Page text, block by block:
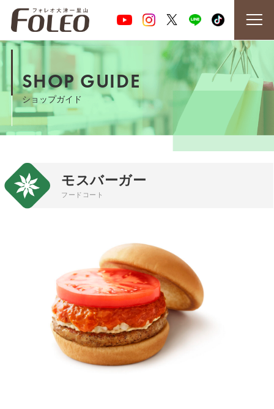
SHOP GUIDE
ショップガイド
モスバーガー
フードコート